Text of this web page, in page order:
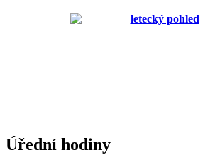
Úřední hodiny